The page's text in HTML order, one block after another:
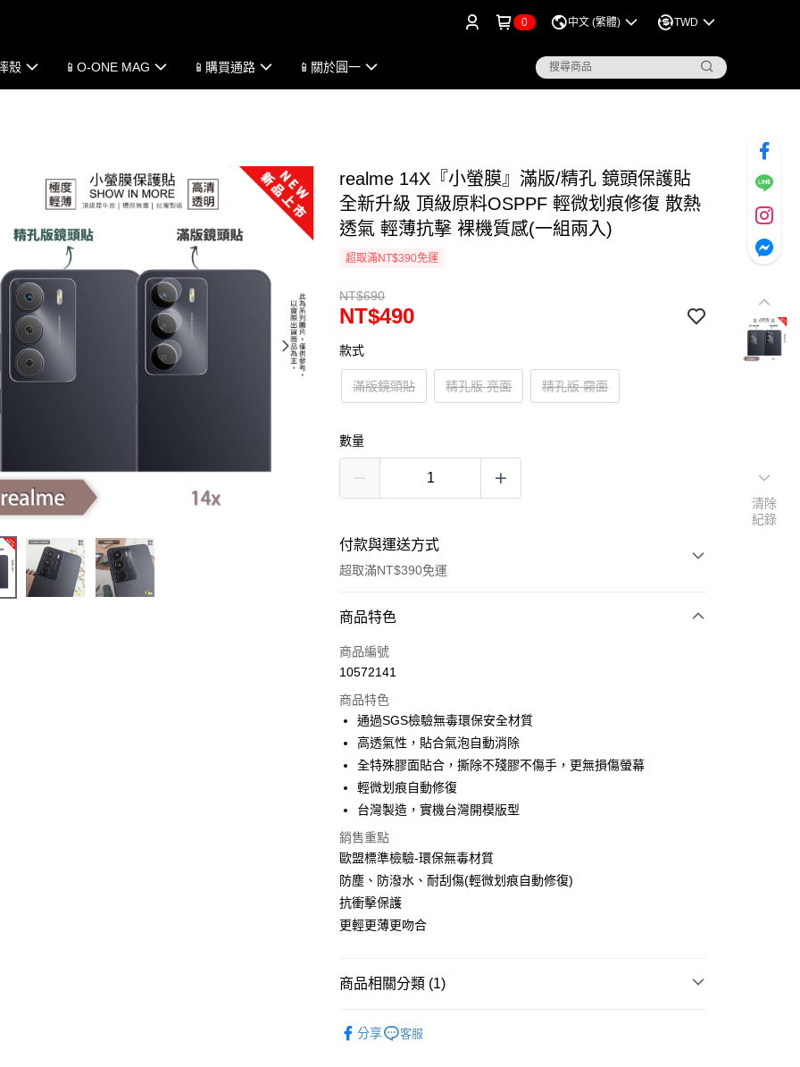
0 中文 (繁體) TWD
殼 📱O-ONE MAG 📱購買通路 📱關於圓一
realme 14X『小螢膜』滿版/精孔 鏡頭保護貼
全新升級 頂級原料OSPPF 輕微划痕修復 散熱
透氣 輕薄抗擊 裸機質感(一組兩入)
超取滿NT$390免運
NT$690
NT$490
款式
滿版鏡頭貼 精孔版 亮面 精孔版 霧面
數量
付款與運送方式
超取滿NT$390免運
付款方式
信用卡一次付款
LINE Pay
Apple Pay
街口支付
悠遊付
全盈+PAY
運送方式
商品特色
商品編號
10572141
商品特色
通過SGS檢驗無毒環保安全材質
高透氣性，貼合氣泡自動消除
全特殊膠面貼合，撕除不殘膠不傷手，更無損傷螢幕
輕微划痕自動修復
台灣製造，實機台灣開模版型
銷售重點
歐盟標準檢驗-環保無毒材質
防塵、防潑水、耐刮傷(輕微划痕自動修復)
抗衝擊保護
更輕更薄更吻合
商品相關分類 (1)
分享
客服
清除
紀錄